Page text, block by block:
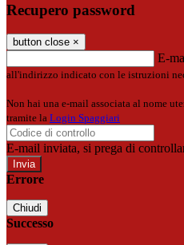
Recupero password
button close ×
E-
all'indirizzo indicato con le istruzioni
Non hai una e-mail associata al nome
tramite la Login Spaggiari
E-mail inviata, si prega di
Errore
Chiudi
Successo